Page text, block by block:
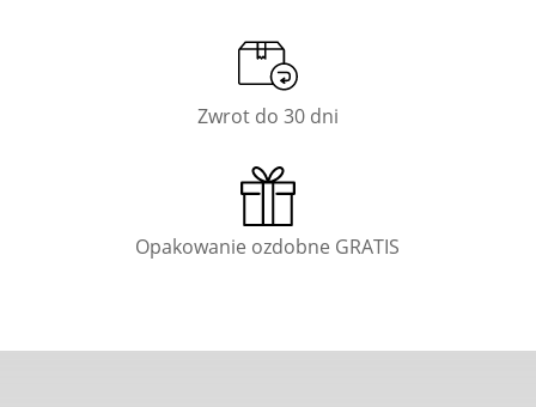
Zwrot do 30 dni
Opakowanie ozdobne GRATIS